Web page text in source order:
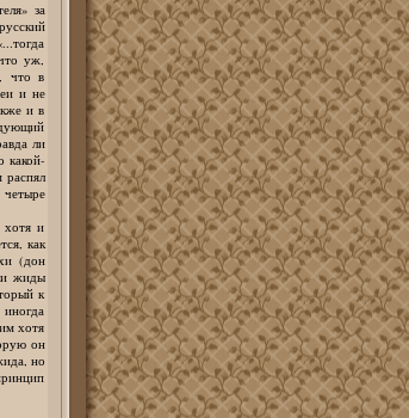
за
уж,
что в
и не
и в
ли
какой-
распял
хотя и
как
(дон
жиды
к
хотя
он
но